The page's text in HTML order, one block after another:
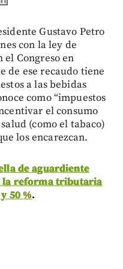
Gustavo Petro
con la ley de
Congreso en
de ese recaudo tiene
a las bebidas
como “impuestos
el consumo
(como el tabaco)
los encarezcan.
de aguardiente
la reforma tributaria
50 %.